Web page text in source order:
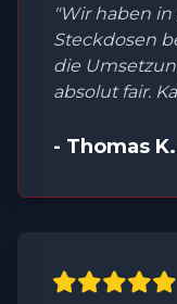
"Wir haben
Steckdosen
die
absolut fair.
- Thomas K.